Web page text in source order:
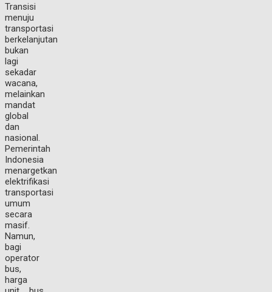
Transisi
menuju
transportasi
berkelanjutan
bukan
lagi
sekadar
wacana,
melainkan
mandat
global
dan
nasional.
Pemerintah
Indonesia
menargetkan
elektrifikasi
transportasi
umum
secara
masif.
Namun,
bagi
operator
bus,
harga